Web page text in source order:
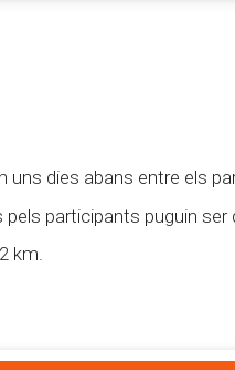
uns dies abans entre els
participants puguin ser
km.